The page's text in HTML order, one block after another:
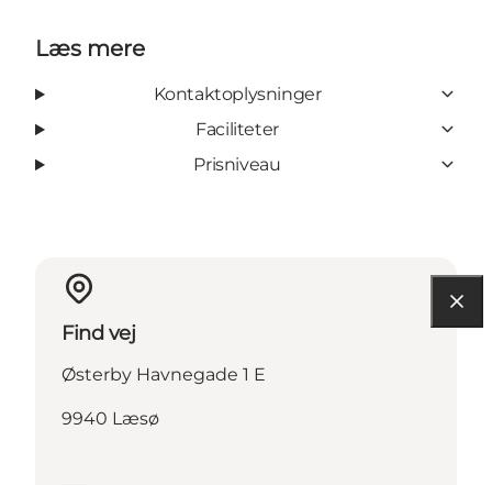
Læs mere
Kontaktoplysninger
Faciliteter
Prisniveau
Find vej
Østerby Havnegade 1 E
9940 Læsø